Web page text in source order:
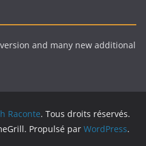
and many new additional
Raconte. Tous droits réservés.
Propulsé par WordPress.